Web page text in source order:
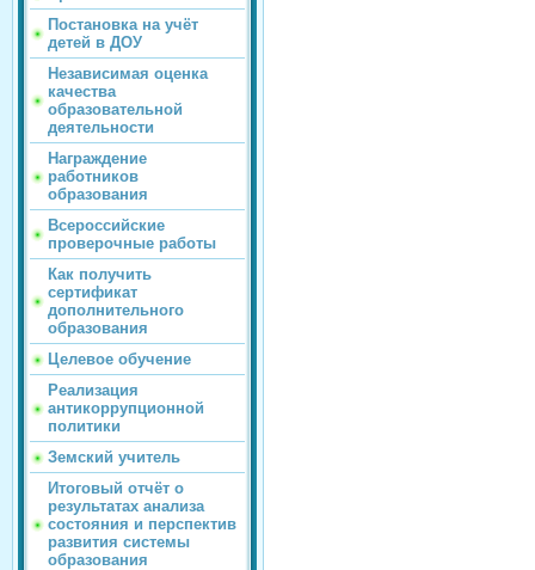
Постановка на учёт
детей в ДОУ
Независимая оценка
качества
образовательной
деятельности
Награждение
работников
образования
Всероссийские
проверочные работы
Как получить
сертификат
дополнительного
образования
Целевое обучение
Реализация
антикоррупционной
политики
Земский учитель
Итоговый отчёт о
результатах анализа
состояния и перспектив
развития системы
образования